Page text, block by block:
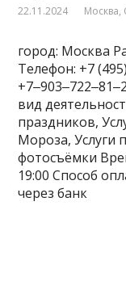
22.11.2024 Москва,
город: Москва
Телефон: +7
вид
праздников,
Мороза, Услуги
фотосъёмки
19:00 Способ
через банк